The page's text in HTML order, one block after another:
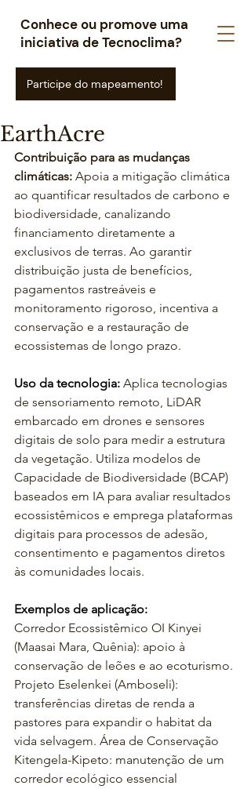
Conhece ou promove uma
iniciativa de Tecnoclima?
Participe do mapeamento!
EarthAcre
Contribuição para as mudanças
climáticas: Apoia a mitigação climática
ao quantificar resultados de carbono e
biodiversidade, canalizando
financiamento diretamente a
exclusivos de terras. Ao garantir
distribuição justa de benefícios,
pagamentos rastreáveis e
monitoramento rigoroso, incentiva a
conservação e a restauração de
ecossistemas de longo prazo.
Uso da tecnologia: Aplica tecnologias
de sensoriamento remoto, LiDAR
embarcado em drones e sensores
digitais de solo para medir a estrutura
da vegetação. Utiliza modelos de
Capacidade de Biodiversidade (BCAP)
baseados em IA para avaliar resultados
ecossistêmicos e emprega plataformas
digitais para processos de adesão,
consentimento e pagamentos diretos
às comunidades locais.
Exemplos de aplicação:
Corredor Ecossistêmico OI Kinyei
(Maasai Mara, Quênia): apoio à
conservação de leões e ao ecoturismo.
Projeto Eselenkei (Amboseli):
transferências diretas de renda a
pastores para expandir o habitat da
vida selvagem. Área de Conservação
Kitengela-Kipeto: manutenção de um
corredor ecológico essencial